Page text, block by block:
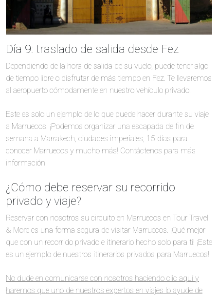
Día 9: traslado de salida desde Fez
Dependiendo de la hora de salida de su vuelo, puede tener algo
de tiempo libre o disfrutar de más tiempo en Fez. Te llevaremos
al aeropuerto cómodamente en nuestro vehículo privado.
Este es solo un ejemplo de lo que puede hacer durante su viaje
a Marruecos. ¡Podemos organizar una escapada de fin de
semana a Marrakech, ciudades imperiales, 15 días para
conocer Marruecos y mucho más! Contáctenos para más
información!
¿Cómo debe reservar su recorrido
privado y viaje?
Reservar con nosotros su circuito en Marruecos en Tour Travel
& More es una forma segura de visitar Marruecos. ¡Qué mejor
que con un recorrido privado e itinerario hecho solo para ti! ¡Este
es un ejemplo de nuestros itinerarios privados para Marruecos!
No dude en comunicarse con nosotros haciendo clic aquí y
haremos que uno de nuestros expertos en viajes lo ayude de